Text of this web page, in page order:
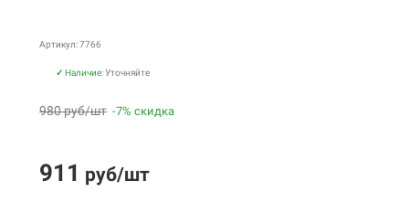
Артикул: 7766
✓ Наличие:Уточняйте
980 руб/шт -7% скидка
911 руб/шт